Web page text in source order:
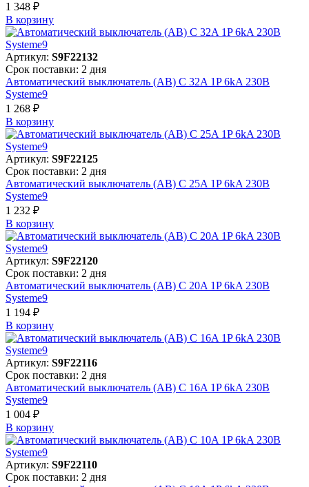
1 348 ₽
В корзинy
Артикул: S9F22132
Срок поставки: 2 дня
Автоматический выключатель (АВ) C 32A 1P 6kA 230В
Systeme9
1 268 ₽
В корзинy
Артикул: S9F22125
Срок поставки: 2 дня
Автоматический выключатель (АВ) C 25A 1P 6kA 230В
Systeme9
1 232 ₽
В корзинy
Артикул: S9F22120
Срок поставки: 2 дня
Автоматический выключатель (АВ) C 20A 1P 6kA 230В
Systeme9
1 194 ₽
В корзинy
Артикул: S9F22116
Срок поставки: 2 дня
Автоматический выключатель (АВ) C 16A 1P 6kA 230В
Systeme9
1 004 ₽
В корзинy
Артикул: S9F22110
Срок поставки: 2 дня